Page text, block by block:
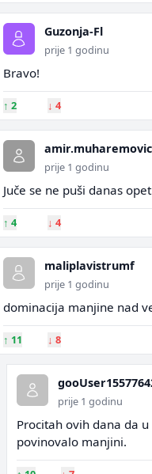
Guzonja-Fl
prije 1 godinu
Bravo!
↑ 2 ↓ 4
prije 1 godinu
Juče se ne puši danas
↑ 4 ↓ 4
maliplavistrumf
prije 1 godinu
dominacija manjine nad
↑ 11 ↓ 8
prije 1 godinu
Procitah ovih dana da
povinovalo manjini.